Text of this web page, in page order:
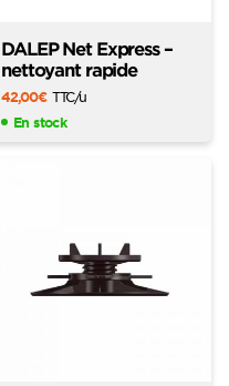
DALEP Net Express –
nettoyant rapide
42,00€ TTC/u
En stock